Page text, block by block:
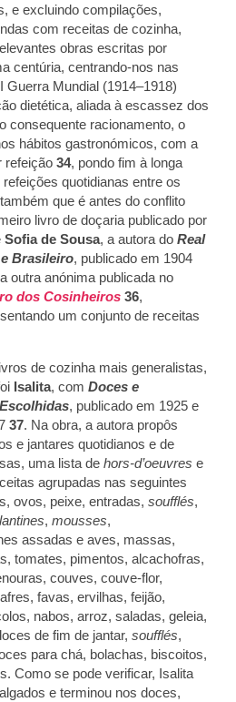
e excluindo compilações,
com receitas de cozinha,
obras escritas por
centúria, centrando-nos nas
Guerra Mundial (1914–1918)
dietética, aliada à escassez dos
consequente racionamento, o
hábitos gastronómicos, com a
refeição 34, pondo fim à longa
quotidianas entre os
que é antes do conflito
livro de doçaria publicado por
Sofia de Sousa, a autora do Real
Brasileiro, publicado em 1904
outra anónima publicada no
dos Cosinheiros 36,
um conjunto de receitas
de cozinha mais generalistas,
Isalita, com Doces e
, publicado em 1925 e
37. Na obra, a autora propôs
e jantares quotidianos e de
uma lista de hors-d’oeuvres e
agrupadas nas seguintes
ovos, peixe, entradas, soufflés,
, mousses,
assadas e aves, massas,
tomates, pimentos, alcachofras,
couves, couve-flor,
favas, ervilhas, feijão,
nabos, arroz, saladas, geleia,
de fim de jantar, soufflés,
para chá, bolachas, biscoitos,
Como se pode verificar, Isalita
e terminou nos doces,